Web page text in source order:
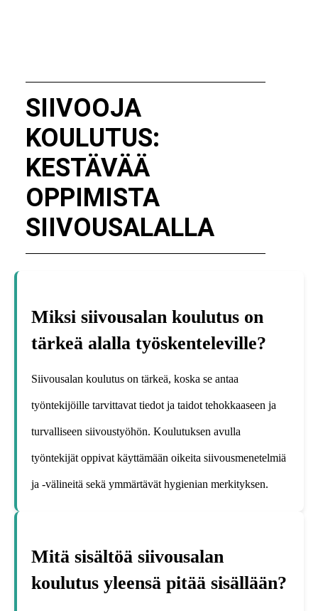
SIIVOOJA
KOULUTUS:
KESTÄVÄÄ
OPPIMISTA
SIIVOUSALALLA
Miksi siivousalan koulutus on
tärkeä alalla työskenteleville?
Siivousalan koulutus on tärkeä, koska se antaa
työntekijöille tarvittavat tiedot ja taidot tehokkaaseen ja
turvalliseen siivoustyöhön. Koulutuksen avulla
työntekijät oppivat käyttämään oikeita siivousmenetelmiä
ja -välineitä sekä ymmärtävät hygienian merkityksen.
Mitä sisältöä siivousalan
koulutus yleensä pitää sisällään?